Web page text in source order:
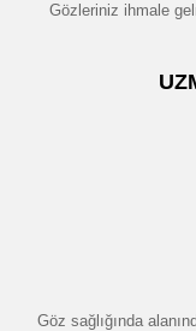
Gözleriniz ihmale
Göz sağlığında